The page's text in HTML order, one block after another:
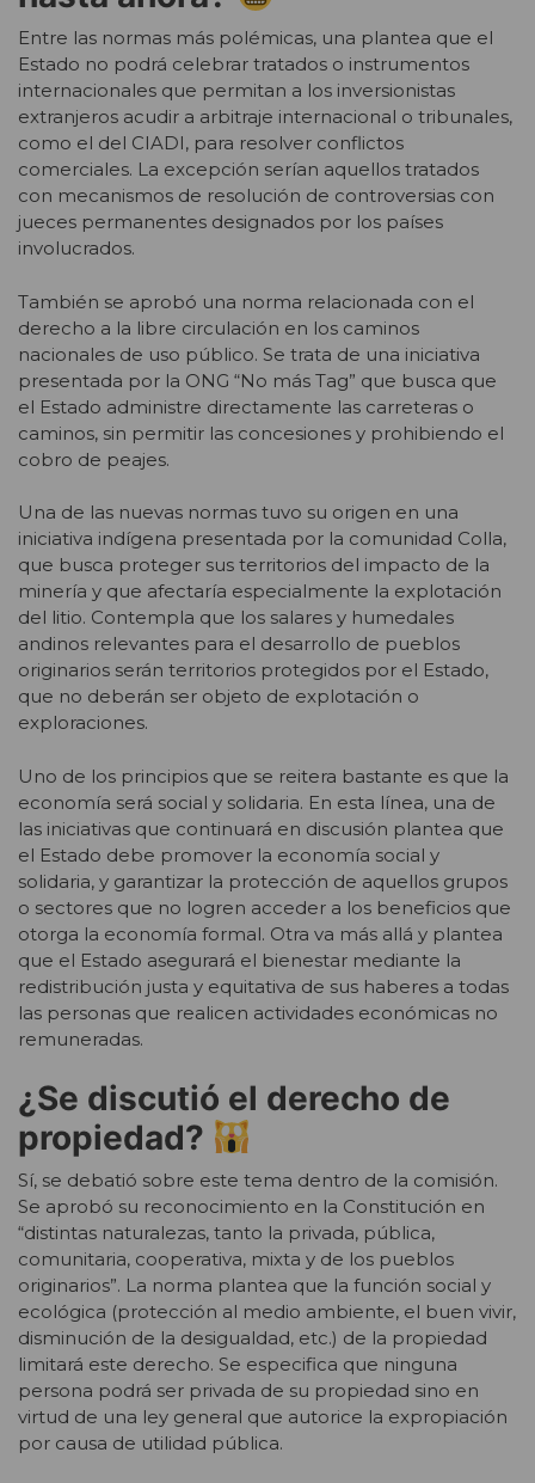
Entre las normas más polémicas, una plantea que el
Estado no podrá celebrar tratados o instrumentos
internacionales que permitan a los inversionistas
extranjeros acudir a arbitraje internacional o tribunales,
como el del CIADI, para resolver conflictos
comerciales. La excepción serían aquellos tratados
con mecanismos de resolución de controversias con
jueces permanentes designados por los países
involucrados.
También se aprobó una norma relacionada con el
derecho a la libre circulación en los caminos
nacionales de uso público. Se trata de una iniciativa
presentada por la ONG “No más Tag” que busca que
el Estado administre directamente las carreteras o
caminos, sin permitir las concesiones y prohibiendo el
cobro de peajes.
Una de las nuevas normas tuvo su origen en una
iniciativa indígena presentada por la comunidad Colla,
que busca proteger sus territorios del impacto de la
minería y que afectaría especialmente la explotación
del litio. Contempla que los salares y humedales
andinos relevantes para el desarrollo de pueblos
originarios serán territorios protegidos por el Estado,
que no deberán ser objeto de explotación o
exploraciones.
Uno de los principios que se reitera bastante es que la
economía será social y solidaria. En esta línea, una de
las iniciativas que continuará en discusión plantea que
el Estado debe promover la economía social y
solidaria, y garantizar la protección de aquellos grupos
o sectores que no logren acceder a los beneficios que
otorga la economía formal. Otra va más allá y plantea
que el Estado asegurará el bienestar mediante la
redistribución justa y equitativa de sus haberes a todas
las personas que realicen actividades económicas no
remuneradas.
¿Se discutió el derecho de
propiedad?
Sí, se debatió sobre este tema dentro de la comisión.
Se aprobó su reconocimiento en la Constitución en
“distintas naturalezas, tanto la privada, pública,
comunitaria, cooperativa, mixta y de los pueblos
originarios”. La norma plantea que la función social y
ecológica (protección al medio ambiente, el buen vivir,
disminución de la desigualdad, etc.) de la propiedad
limitará este derecho. Se especifica que ninguna
persona podrá ser privada de su propiedad sino en
virtud de una ley general que autorice la expropiación
por causa de utilidad pública.